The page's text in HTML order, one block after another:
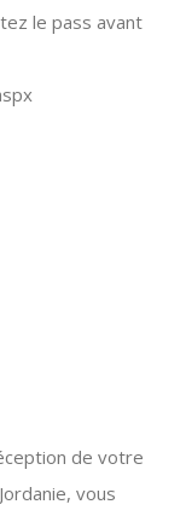
le pass avant
de votre
vous